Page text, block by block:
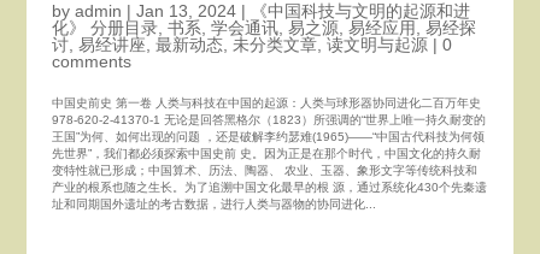
by admin | Jan 13, 2024|
《中国科技与文明的起源和进
化》 分册目录, 书系 学会通讯, 易之源, 易经应用
易经探
讨, 易经讲座 最新动态, 未分类文章, 读文明与起源| 0
comments
中国史前史 第一卷 人类与科技在中国的起源：人类与球形器协同进化二百万年史
978-620-2-41370-1 无论是回答黑格尔（1823）所强调的“世界上唯一持久耐变的
王国”为何、如何出现的问题 ，还是破解李约瑟难(1965)——“中国古代科技为何领
先世界”，我们都必须探索中国史前 史。因为正是在那个时代，中国文化的持久耐
变特性就已形成；中国算术、历法、陶器、 农业、玉器、象形文字等传统科技和
产业的根系也随之生长。为了追溯中国文化最早的根 源，通过系统化430个先秦遗
址和同期国外遗址的考古数据，进行人类与器物的协同进化...